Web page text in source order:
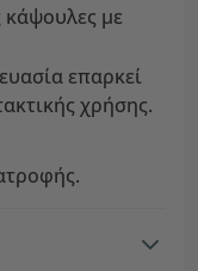
κάψουλες με
επαρκεί
χρήσης.